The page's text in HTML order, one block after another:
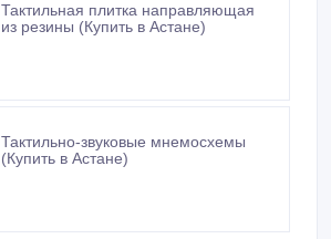
Тактильная плитка направляющая
из резины (Купить в Астане)
Тактильно-звуковые мнемосхемы
(Купить в Астане)